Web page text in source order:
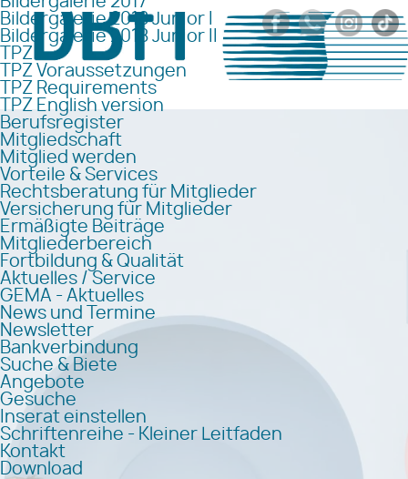
Bildergalerie 2018 Junior I
Bildergalerie 2018 Junior II
TPZ
TPZ Voraussetzungen
TPZ Requirements
TPZ English version
Berufsregister
Mitgliedschaft
Mitglied werden
Vorteile & Services
Rechtsberatung für Mitglieder
Versicherung für Mitglieder
Ermäßigte Beiträge
Mitgliederbereich
Fortbildung & Qualität
Aktuelles / Service
GEMA - Aktuelles
News und Termine
Newsletter
Bankverbindung
Suche & Biete
Angebote
Gesuche
Inserat einstellen
Schriftenreihe - Kleiner Leitfaden
Kontakt
Download